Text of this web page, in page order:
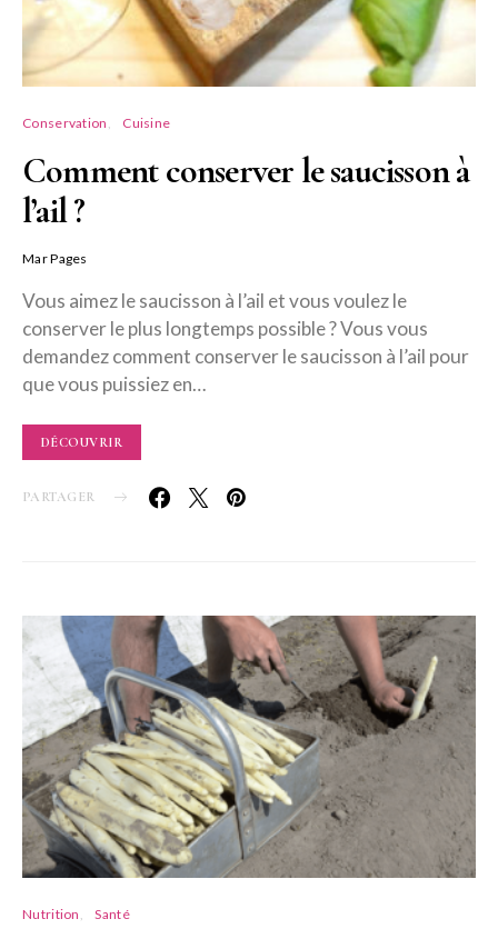
Conservation Cuisine
Comment conserver le saucisson à
l’ail ?
Mar Pages
Vous aimez le saucisson à l’ail et vous voulez le
conserver le plus longtemps possible ? Vous vous
demandez comment conserver le saucisson à l’ail pour
que vous puissiez en…
DÉCOUVRIR
PARTAGER
Nutrition Santé